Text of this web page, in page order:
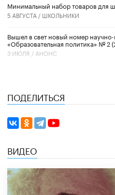
Минимальный набор товаров для
5 АВГУСТА / ШКОЛЬНИКИ
Вышел в свет новый номер
«Образовательная политика» № 2
3 ИЮЛЯ / АНОНС
ПОДЕЛИТЬСЯ
ВИДЕО